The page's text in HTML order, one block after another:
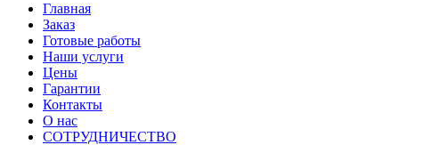
Главная
Заказ
Готовые работы
Наши услуги
Цены
Гарантии
Контакты
О нас
СОТРУДНИЧЕСТВО